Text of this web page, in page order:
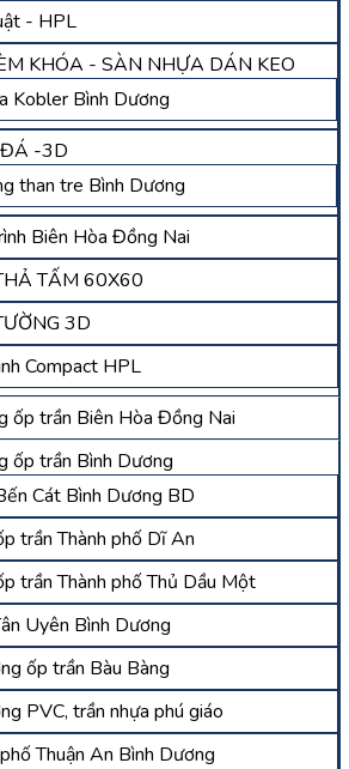
- HPL
KHÓA - SÀN NHỰA DÁN KEO
Kobler Bình Dương
ĐÁ -3D
than tre Bình Dương
Biên Hòa Đồng Nai
TẤM 60X60
3D
Compact HPL
ốp trần Biên Hòa Đồng Nai
ốp trần Bình Dương
Cát Bình Dương BD
trần Thành phố Dĩ An
trần Thành phố Thủ Dầu Một
Uyên Bình Dương
ốp trần Bàu Bàng
PVC, trần nhựa phú giáo
Thuận An Bình Dương